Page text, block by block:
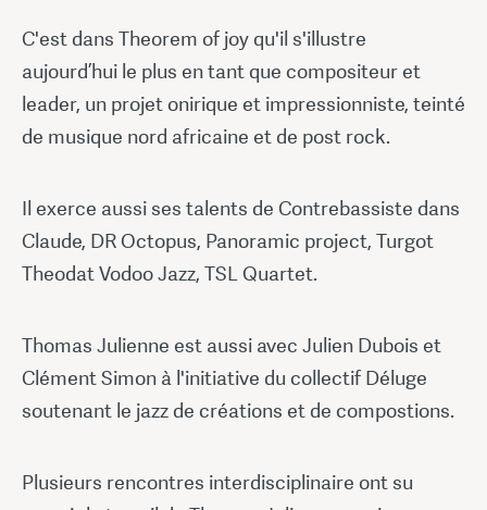
C'est dans Theorem of joy qu'il s'illustre
aujourd’hui le plus en tant que compositeur et
leader, un projet onirique et impressionniste, teinté
de musique nord africaine et de post rock.
Il exerce aussi ses talents de Contrebassiste dans
Claude, DR Octopus, Panoramic project, Turgot
Theodat Vodoo Jazz, TSL Quartet.
Thomas Julienne est aussi avec Julien Dubois et
Clément Simon à l'initiative du collectif Déluge
soutenant le jazz de créations et de compostions.
Plusieurs rencontres interdisciplinaire ont su